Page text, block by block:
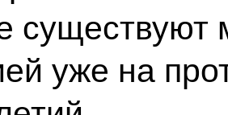
уже на